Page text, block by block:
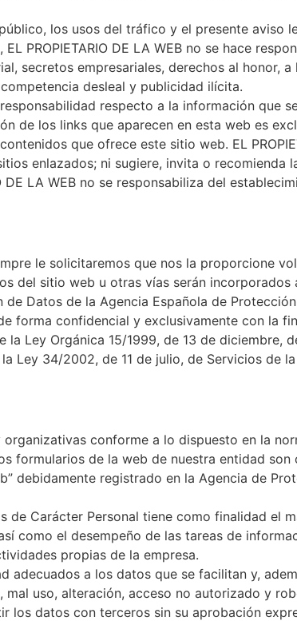
los usos del tráfico y el presente aviso
PROPIETARIO DE LA WEB no se hace
secretos empresariales, derechos al honor,
desleal y publicidad ilícita.
respecto a la información que
de los links que aparecen en esta web es
que ofrece este sitio web. EL
enlazados; ni sugiere, invita o recomienda
DE LA WEB no se responsabiliza del
le solicitaremos que nos la proporcione
del sitio web u otras vías serán
Datos de la Agencia Española de
forma confidencial y exclusivamente con la
Ley Orgánica 15/1999, de 13 de diciembre,
Ley 34/2002, de 11 de julio, de Servicios de
conforme a lo dispuesto en la
formularios de la web de nuestra entidad
debidamente registrado en la Agencia de
Carácter Personal tiene como finalidad el
como el desempeño de las tareas de
propias de la empresa.
adecuados a los datos que se facilitan y,
uso, alteración, acceso no autorizado y
los datos con terceros sin su aprobación